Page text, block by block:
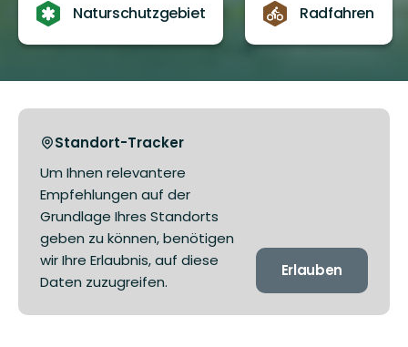
Naturschutzgebiet Radfahren
Standort-Tracker
Um Ihnen relevantere
Empfehlungen auf der
Grundlage Ihres Standorts
geben zu können, benötigen
wir Ihre Erlaubnis, auf diese
Daten zuzugreifen.
Erlauben